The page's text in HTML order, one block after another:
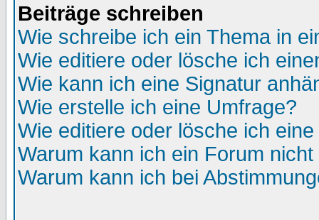
Beiträge schreiben
Wie schreibe ich ein Thema in
Wie editiere oder lösche ich
Wie kann ich eine Signatur
Wie erstelle ich eine Umfrage?
Wie editiere oder lösche ich
Warum kann ich ein Forum
Warum kann ich bei